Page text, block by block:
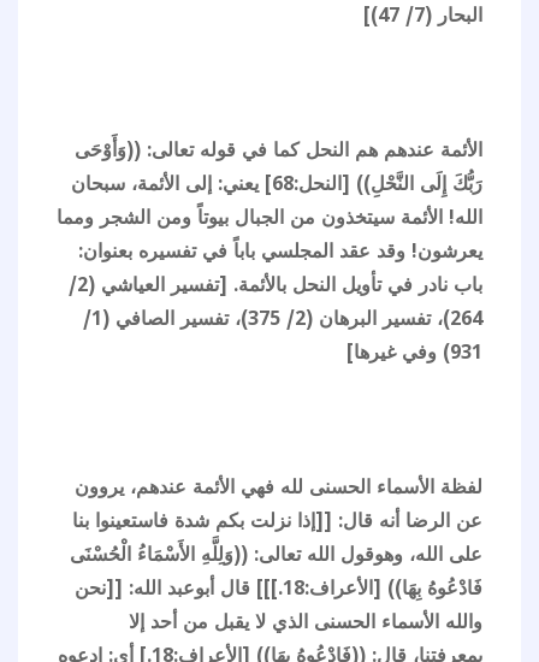
البحار (7/ 47)]
الأئمة عندهم هم النحل كما في قوله تعالى: ((وَأَوْحَى
رَبُّكَ إِلَى النَّحْلِ)) [النحل:68] يعني: إلى الأئمة، سبحان
الله! الأئمة سيتخذون من الجبال بيوتاً ومن الشجر ومما
يعرشون! وقد عقد المجلسي باباً في تفسيره بعنوان:
باب نادر في تأويل النحل بالأئمة. [تفسير العياشي (2/
264)، تفسير البرهان (2/ 375)، تفسير الصافي (1/
931) وفي غيرها]
لفظة الأسماء الحسنى لله فهي الأئمة عندهم، يروون
عن الرضا أنه قال: [[إذا نزلت بكم شدة فاستعينوا بنا
على الله، وهوقول الله تعالى: ((وَلِلَّهِ الأَسْمَاءُ الْحُسْنَى
فَادْعُوهُ بِهَا)) [الأعراف:18.]]] قال أبوعبد الله: [[نحن
والله الأسماء الحسنى الذي لا يقبل من أحد إلا